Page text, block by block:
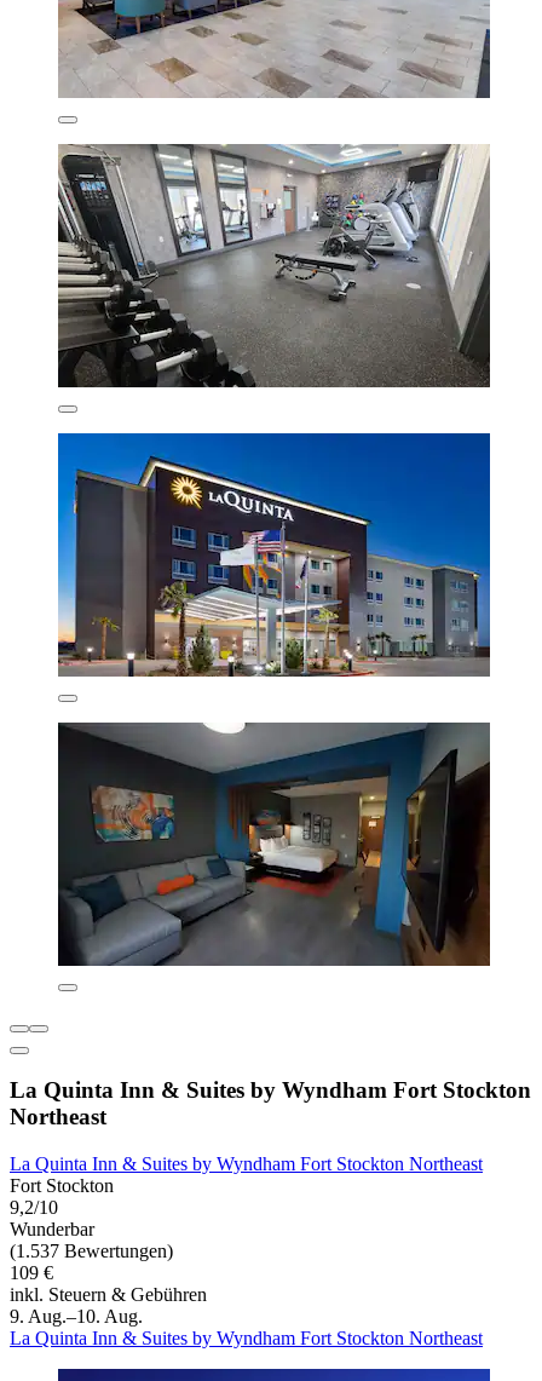
La Quinta Inn & Suites by Wyndham Fort Stockton
Northeast
La Quinta Inn & Suites by Wyndham Fort Stockton Northeast
Fort Stockton
9,2/10
Wunderbar
(1.537 Bewertungen)
109 €
inkl. Steuern & Gebühren
9. Aug.–10. Aug.
La Quinta Inn & Suites by Wyndham Fort Stockton Northeast